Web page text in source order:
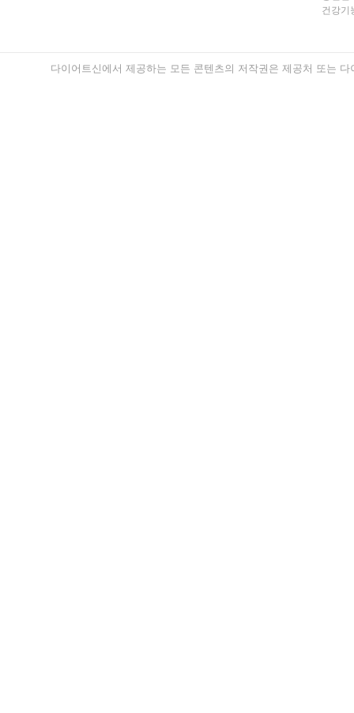
건강기
다이어트신에서 제공하는 모든 콘텐츠의 저작권은 제공처 또는